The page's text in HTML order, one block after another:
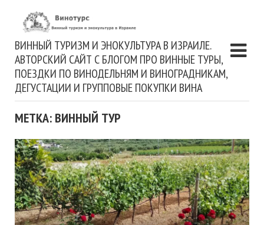
ВИННЫЙ ТУРИЗМ И ЭНОКУЛЬТУРА В ИЗРАИЛЕ.
АВТОРСКИЙ САЙТ С БЛОГОМ ПРО ВИННЫЕ ТУРЫ,
ПОЕЗДКИ ПО ВИНОДЕЛЬНЯМ И ВИНОГРАДНИКАМ,
ДЕГУСТАЦИИ И ГРУППОВЫЕ ПОКУПКИ ВИНА
МЕТКА: ВИННЫЙ ТУР